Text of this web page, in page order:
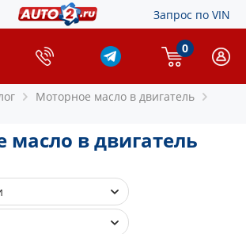
Запрос по VIN
0
Моторное масло в двигатель
масло в двигатель